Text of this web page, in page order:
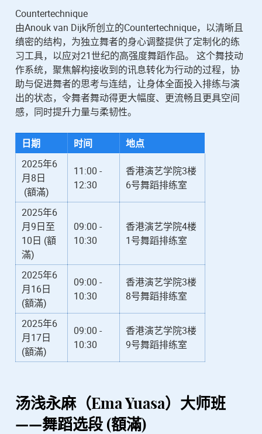
Countertechnique
由Anouk van Dijk所创立的Countertechnique，以清晰且
缜密的结构，为独立舞者的身心调整提供了定制化的练
习工具，以应对21世纪的高强度舞蹈作品。 这个舞技动
作系统，聚焦解构接收到的讯息转化为行动的过程，协
助与促进舞者的思考与连结，让身体全面投入排练与演
出的状态，令舞者舞动得更大幅度、更流畅且更具空间
感，同时提升力量与柔韧性。
日期 时间
地点
2025年6
月8日
(額滿)
11:00 -
12:30
香港演艺学院3楼
6号舞蹈排练室
2025年6
月9日至
10日 (額
滿)
09:00 -
10:30
香港演艺学院4楼
1号舞蹈排练室
2025年6
月16日
(額滿)
09:00 -
10:30
香港演艺学院3楼
8号舞蹈排练室
2025年6
月17日
(額滿)
09:00 -
10:30
香港演艺学院3楼
9号舞蹈排练室
汤浅永麻（Ema Yuasa） 大师班
——舞蹈选段 (額滿)